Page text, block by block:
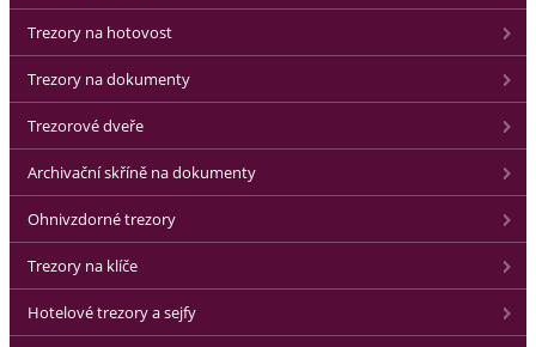
Trezory na hotovost
Trezory na dokumenty
Trezorové dveře
Archivační skříně na dokumenty
Ohnivzdorné trezory
Trezory na klíče
Hotelové trezory a sejfy